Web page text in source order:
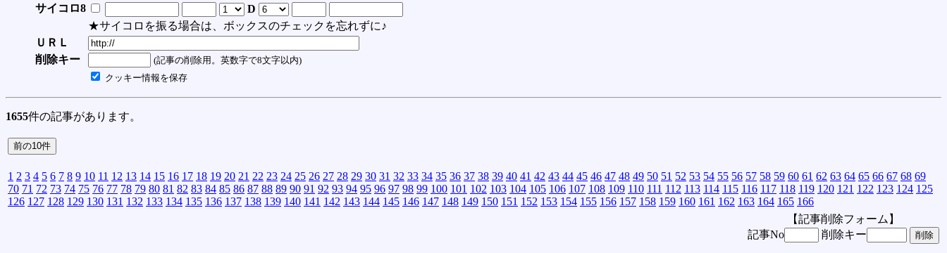
サイコロ8
D
★サイコロを振る場合は、ボックスのチェックを忘れずに♪
ＵＲＬ
削除キー
(記事の削除用。英数字で8文字以内)
クッキー情報を保存
1655件の記事があります。
1 2 3 4 5 6 7 8 9 10 11 12 13 14 15 16 17 18 19 20 21 22 23 24 25 26 27 28 29 30 31 32 33 34 35 36 37 38 39 40 41 42 43 44 45 46 47 48 49 50 51 52 53 54 55 56 57 58 59 60 61 62 63 64 65 66 67 68 69
70 71 72 73 74 75 76 77 78 79 80 81 82 83 84 85 86 87 88 89 90 91 92 93 94 95 96 97 98 99 100 101 102 103 104 105 106 107 108 109 110 111 112 113 114 115 116 117 118 119 120 121 122 123 124 125
126 127 128 129 130 131 132 133 134 135 136 137 138 139 140 141 142 143 144 145 146 147 148 149 150 151 152 153 154 155 156 157 158 159 160 161 162 163 164 165 166
【記事削除フォーム】
記事No
削除キー